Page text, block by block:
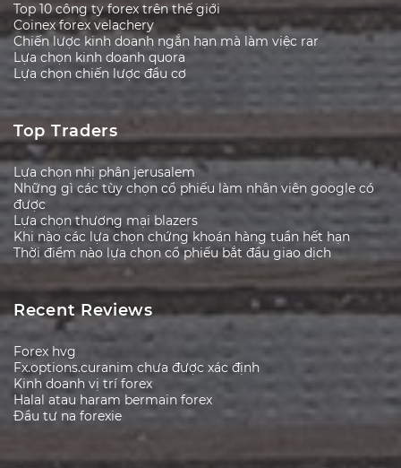
Top 10 công ty forex trên thế giới
Coinex forex velachery
Chiến lược kinh doanh ngắn hạn mà làm việc rar
Lựa chọn kinh doanh quora
Lựa chọn chiến lược đầu cơ
Top Traders
Lựa chọn nhị phân jerusalem
Những gì các tùy chọn cổ phiếu làm nhân viên google có
được
Lựa chọn thương mại blazers
Khi nào các lựa chọn chứng khoán hàng tuần hết hạn
Thời điểm nào lựa chọn cổ phiếu bắt đầu giao dịch
Recent Reviews
Forex hvg
Fx.options.curanim chưa được xác định
Kinh doanh vị trí forex
Halal atau haram bermain forex
Đầu tư na forexie